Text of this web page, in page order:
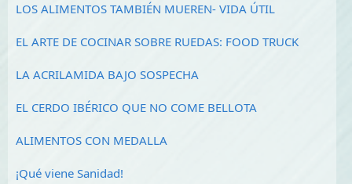
LOS ALIMENTOS TAMBIÉN MUEREN- VIDA ÚTIL
EL ARTE DE COCINAR SOBRE RUEDAS: FOOD TRUCK
LA ACRILAMIDA BAJO SOSPECHA
EL CERDO IBÉRICO QUE NO COME BELLOTA
ALIMENTOS CON MEDALLA
¡Qué viene Sanidad!